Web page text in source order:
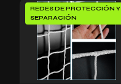
REDES DE PROTECCIÓN Y
SEPARACIÓN